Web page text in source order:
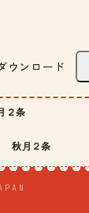
ウンロード
２条
秋月２条